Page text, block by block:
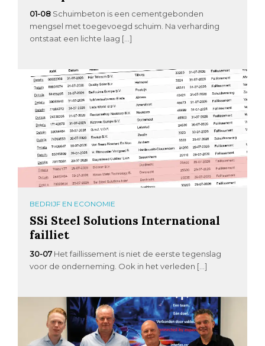
01-08 Schuimbeton is een cementgebonden
mengsel met toegevoegd schuim. Na verharding
ontstaat een lichte laag […]
BEDRIJF EN ECONOMIE
SSi Steel Solutions International
failliet
30-07 Het faillissement is niet de eerste tegenslag
voor de onderneming. Ook in het verleden […]